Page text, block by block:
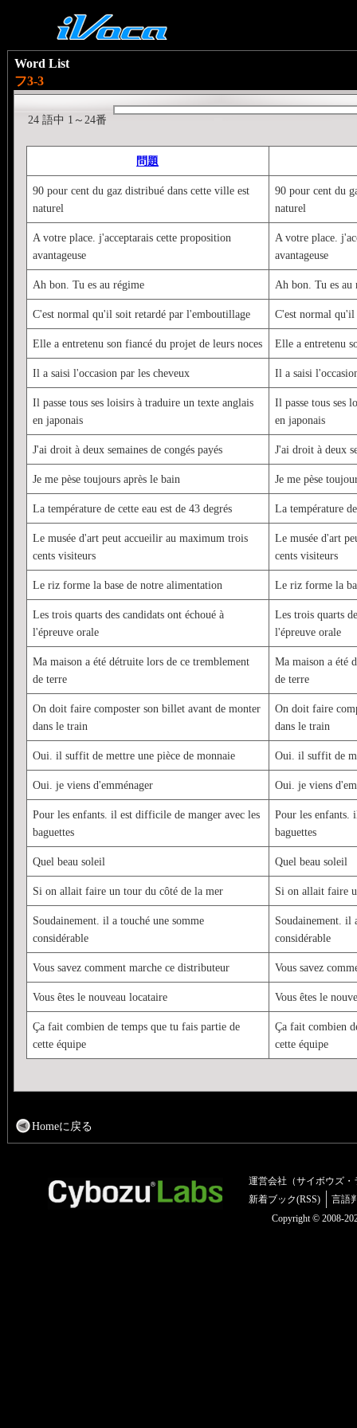
Word List
フ3-3
24 語中 1～24番
問題
90 pour cent du gaz distribué dans cette ville est
naturel
90 pour cent du
naturel
A votre place. j'acceptarais cette proposition
avantageuse
A votre place.
avantageuse
Ah bon. Tu es au régime Ah bon. Tu es au
C'est normal qu'il soit retardé par l'emboutillage C'est normal
Elle a entretenu son fiancé du projet de leurs noces Elle a entretenu
Il a saisi l'occasion par les cheveux Il a saisi
Il passe tous ses loisirs à traduire un texte anglais
en japonais
Il passe tous ses
en japonais
J'ai droit à deux semaines de congés payés J'ai droit à deux
Je me pèse toujours après le bain Je me pèse
La température de cette eau est de 43 degrés La température
Le musée d'art peut accueilir au maximum trois
cents visiteurs
Le musée d'art
cents visiteurs
Le riz forme la base de notre alimentation Le riz forme la
Les trois quarts des candidats ont échoué à
l'épreuve orale
Les trois quarts
l'épreuve orale
Ma maison a été détruite lors de ce tremblement
de terre
Ma maison a été
de terre
On doit faire composter son billet avant de monter
dans le train
On doit faire
dans le train
Oui. il suffit de mettre une pièce de monnaie Oui. il suffit de
Oui. je viens d'emménager Oui. je viens
Pour les enfants. il est difficile de manger avec les
baguettes
Pour les enfants.
baguettes
Quel beau soleil Quel beau soleil
Si on allait faire un tour du côté de la mer Si on allait faire
Soudainement. il a touché une somme
considérable
Soudainement. il
considérable
Vous savez comment marche ce distributeur Vous savez
Vous êtes le nouveau locataire Vous êtes le
Ça fait combien de temps que tu fais partie de
cette équipe
Ça fait combien
cette équipe
Homeに戻る
運営会社（サイボウズ・
新着ブック(RSS)
言語
Copyright © 2008-